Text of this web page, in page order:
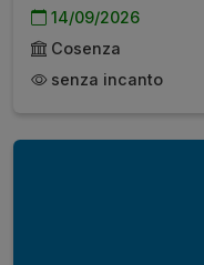
14/09/2026
Cosenza
senza incanto